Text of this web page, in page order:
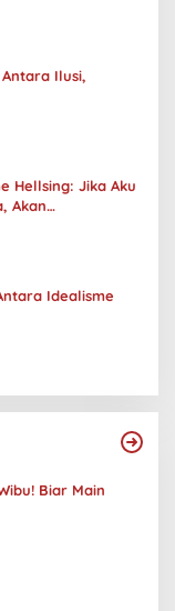
Ilusi,
Hellsing: Jika Aku
Akan
Idealisme
Biar Main